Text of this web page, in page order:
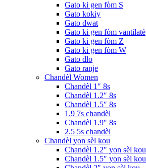
Gato ki gen fòm S
Gato kokiy
Gato dwat
Gato ki gen fòm vantilatè
Gato ki gen fòm Z
Gato ki gen fòm W
Gato dlo
Gato ranje
Chandèl Women
Chandèl 1″ 8s
Chandèl 1.2″ 8s
Chandèl 1.5″ 8s
1.9 7s chandèl
Chandèl 1.9″ 8s
2.5 5s chandèl
Chandèl yon sèl kou
Chandèl 1.2″ yon sèl kou
Chandèl 1.5″ yon sèl kou